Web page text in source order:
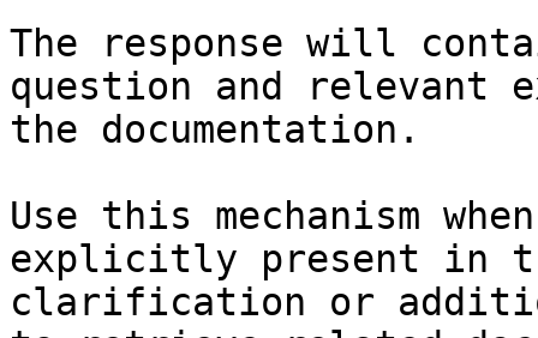
The response will
question and relevant
the documentation.
Use this mechanism
explicitly present in
clarification or